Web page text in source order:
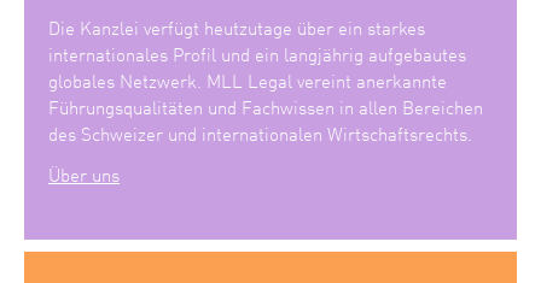
Die Kanzlei verfügt heutzutage über ein starkes
internationales Profil und ein langjährig aufgebautes
globales Netzwerk. MLL Legal vereint anerkannte
Führungsqualitäten und Fachwissen in allen Bereichen
des Schweizer und internationalen Wirtschaftsrechts.
Über uns